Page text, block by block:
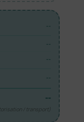
--
--
--
--
--
/ transport)